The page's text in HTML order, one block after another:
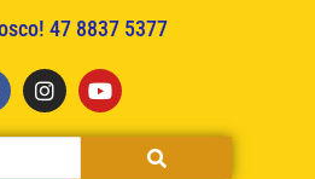
47 8837 5377